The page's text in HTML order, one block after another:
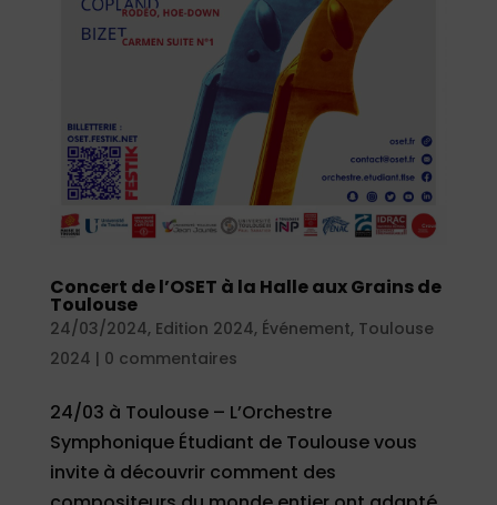
Concert de l’OSET à la Halle aux Grains de
Toulouse
24/03/2024, Edition 2024, Événement, Toulouse
2024 | 0 commentaires
24/03 à Toulouse – L’Orchestre
Symphonique Étudiant de Toulouse vous
invite à découvrir comment des